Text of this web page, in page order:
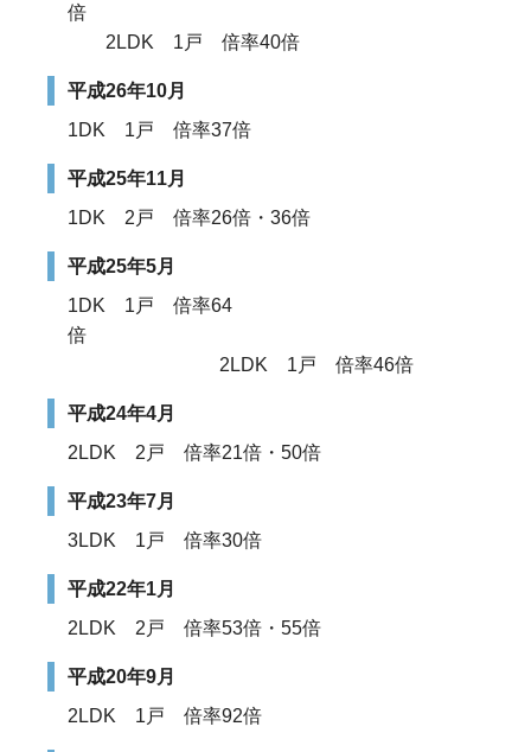
倍
2LDK 1戸 倍率40倍
平成26年10月
1DK 1戸 倍率37倍
平成25年11月
1DK 2戸 倍率26倍・36倍
平成25年5月
1DK 1戸 倍率64
倍
2LDK 1戸 倍率46倍
平成24年4月
2LDK 2戸 倍率21倍・50倍
平成23年7月
3LDK 1戸 倍率30倍
平成22年1月
2LDK 2戸 倍率53倍・55倍
平成20年9月
2LDK 1戸 倍率92倍